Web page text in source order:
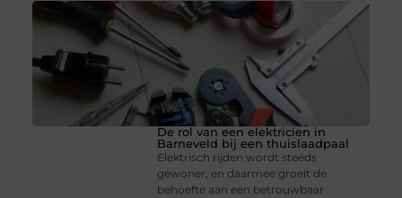
De rol van een elektricien in
Barneveld bij een thuislaadpaal
Elektrisch rijden wordt steeds
gewoner, en daarmee groeit de
behoefte aan een betrouwbaar